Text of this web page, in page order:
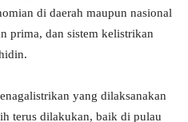
di daerah maupun nasional
prima, dan sistem kelistrikan
yang dilaksanakan
terus dilakukan, baik di pulau